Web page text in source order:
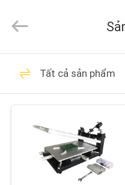
TRANG
CHỦ
CÁC
PHẨM
2026
LIMITED.
Reserved.
Máy
Tất cả sản phẩm